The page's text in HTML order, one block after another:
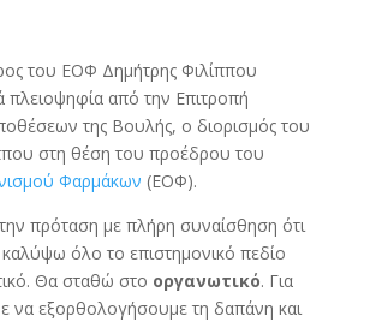
του ΕΟΦ Δημήτρης Φιλίππου
πλειοψηφία από την Επιτροπή
της Βουλής, ο διορισμός του
στη θέση του προέδρου του
Φαρμάκων (ΕΟΦ).
πρόταση με πλήρη συναίσθηση ότι
όλο το επιστημονικό πεδίο
Θα σταθώ στο οργανωτικό. Για
να εξορθολογήσουμε τη δαπάνη και